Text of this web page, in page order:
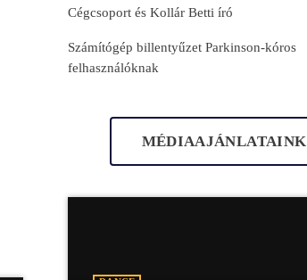
Cégcsoport és Kollár Betti író
Számítógép billentyűzet Parkinson-kóros
felhasználóknak
MÉDIAAJÁNLATAINK